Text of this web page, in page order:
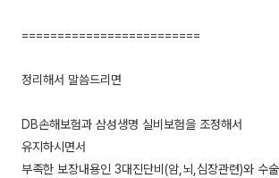
=========================
정리해서 말씀드리면
DB손해보험과 삼성생명 실비보험을 조정해서
유지하시면서
부족한 보장내용인 3대진단비(암,뇌,심장관련)와 수